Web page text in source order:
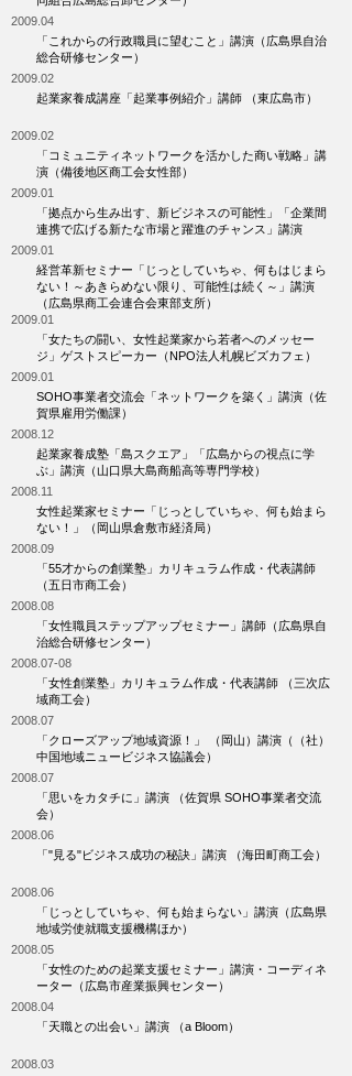
2009.04
「これからの行政職員に望むこと」講演（広島県自治
総合研修センター）
2009.02
起業家養成講座「起業事例紹介」講師 （東広島市）
2009.02
「コミュニティネットワークを活かした商い戦略」講
演（備後地区商工会女性部）
2009.01
「拠点から生み出す、新ビジネスの可能性」「企業間
連携で広げる新たな市場と躍進のチャンス」講演
2009.01
経営革新セミナー「じっとしていちゃ、何もはじまら
ない！～あきらめない限り、可能性は続く～」講演
（広島県商工会連合会東部支所）
2009.01
「女たちの闘い、女性起業家から若者へのメッセー
ジ」ゲストスピーカー（NPO法人札幌ビズカフェ）
2009.01
SOHO事業者交流会「ネットワークを築く」講演（佐
賀県雇用労働課）
2008.12
起業家養成塾「島スクエア」「広島からの視点に学
ぶ」講演（山口県大島商船高等専門学校）
2008.11
女性起業家セミナー「じっとしていちゃ、何も始まら
ない！」（岡山県倉敷市経済局）
2008.09
「55才からの創業塾」カリキュラム作成・代表講師
（五日市商工会）
2008.08
「女性職員ステップアップセミナー」講師（広島県自
治総合研修センター）
2008.07-08
「女性創業塾」カリキュラム作成・代表講師 （三次広
域商工会）
2008.07
「クローズアップ地域資源！」 （岡山）講演（（社）
中国地域ニュービジネス協議会）
2008.07
「思いをカタチに」講演 （佐賀県 SOHO事業者交流
会）
2008.06
「"見る"ビジネス成功の秘訣」講演 （海田町商工会）
2008.06
「じっとしていちゃ、何も始まらない」講演（広島県
地域労使就職支援機構ほか）
2008.05
「女性のための起業支援セミナー」講演・コーディネ
ーター（広島市産業振興センター）
2008.04
「天職との出会い」講演 （a Bloom）
2008.03